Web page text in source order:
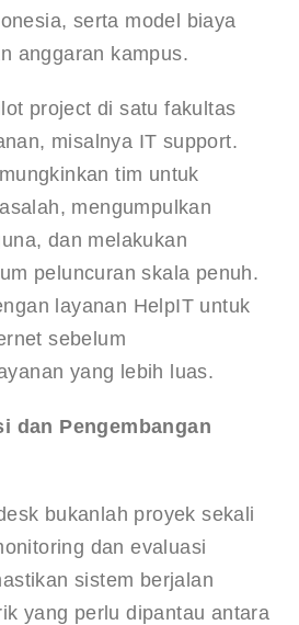
serta model biaya
anggaran kampus.
project di satu fakultas
misalnya IT support.
tim untuk
mengumpulkan
dan melakukan
peluncuran skala penuh.
layanan HelpIT untuk
sebelum
yang lebih luas.
dan Pengembangan
bukanlah proyek sekali
dan evaluasi
sistem berjalan
yang perlu dipantau antara